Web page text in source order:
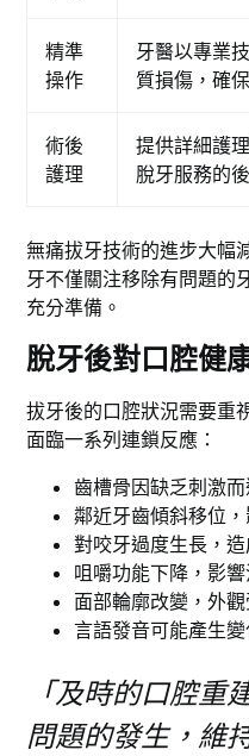
精準
操作
牙醫以專業
質損傷，確
術後
護理
提供詳細護
脫牙服務的
無痛拔牙技術的進步大幅
牙不僅關注移除有問題的
充分準備。
脫牙後對口腔健
拔牙後的口腔狀況需要重
面臨一系列連鎖反應：
齒槽骨因缺乏刺激
鄰近牙齒傾斜移位
對咬牙過度生長，
咀嚼功能下降，影
面部輪廓改變，外
言語發音可能產生
「及時的口腔重
問題的發生，維